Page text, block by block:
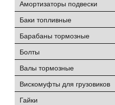
Амортизаторы подвески
Баки топливные
Барабаны тормозные
Болты
Валы тормозные
Вискомуфты для грузовиков
Гайки